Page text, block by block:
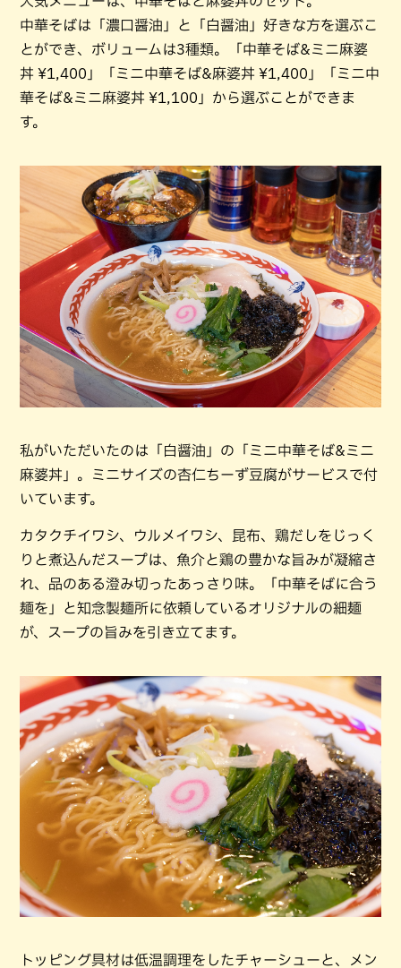
中華そばは「濃口醤油」と「白醤油」好きな方を選ぶこ
とができ、ボリュームは3種類。「中華そば&ミニ麻婆
丼 ¥1,400」「ミニ中華そば&麻婆丼 ¥1,400」「ミニ中
華そば&ミニ麻婆丼 ¥1,100」から選ぶことができま
す。
私がいただいたのは「白醤油」の「ミニ中華そば&ミニ
麻婆丼」。ミニサイズの杏仁ちーず豆腐がサービスで付
いています。
カタクチイワシ、ウルメイワシ、昆布、鶏だしをじっく
りと煮込んだスープは、魚介と鶏の豊かな旨みが凝縮さ
れ、品のある澄み切ったあっさり味。「中華そばに合う
麺を」と知念製麺所に依頼しているオリジナルの細麺
が、スープの旨みを引き立てます。
トッピング具材は低温調理をしたチャーシューと、メン